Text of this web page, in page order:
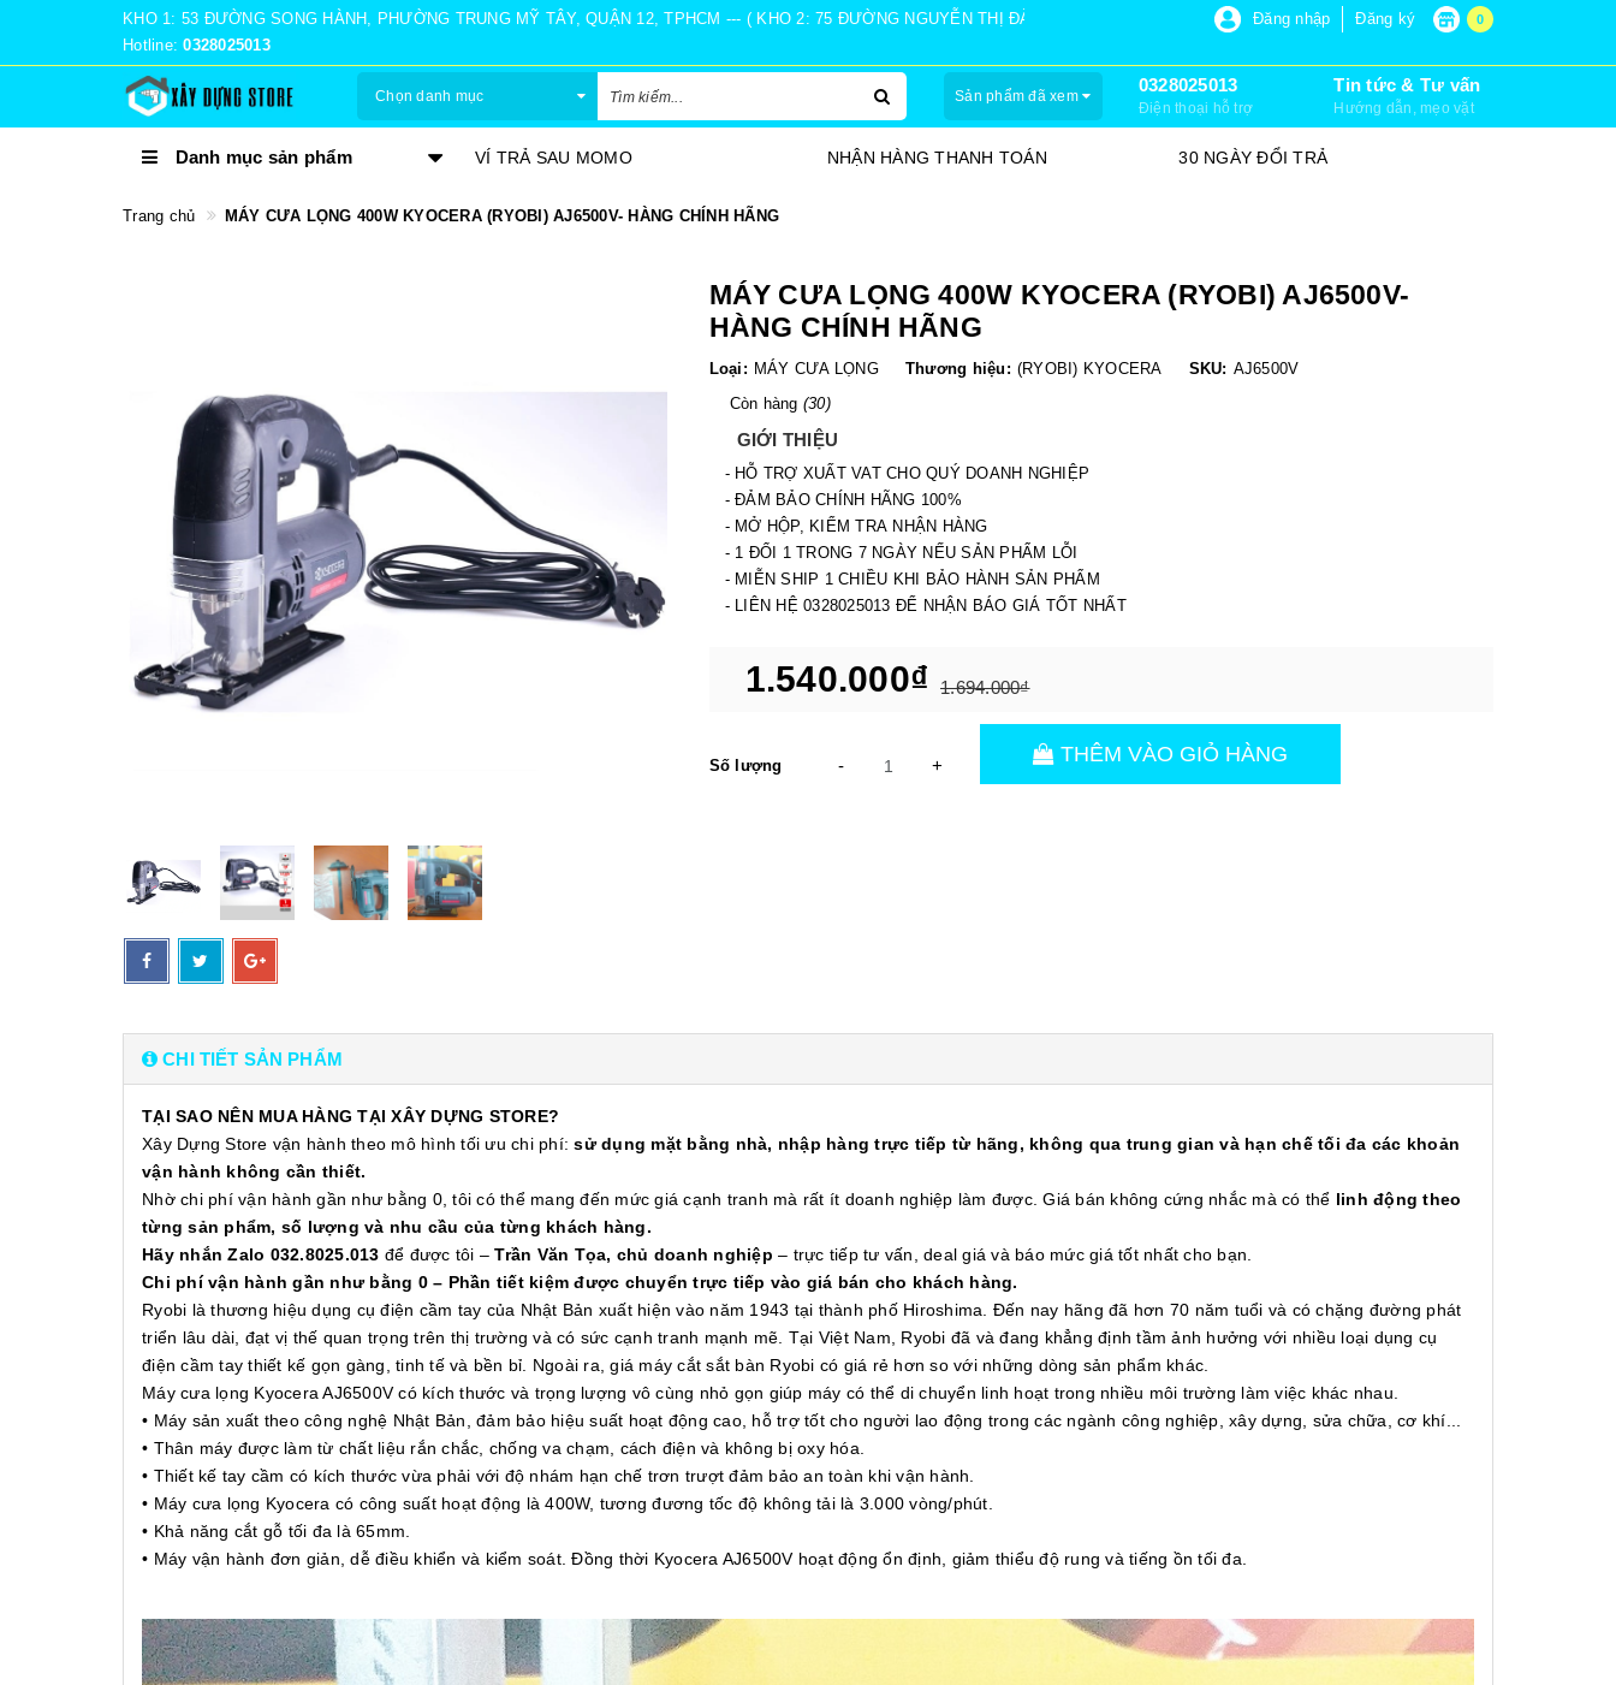
KHO 1: 53 ĐƯỜNG SONG HÀNH, PHƯỜNG TRUNG MỸ TÂY, QUẬN 12, TPHCM --- ( KHO 2: 75 ĐƯỜNG NGUYỄN THỊ ĐÀNH, ẤP 6, XUÂN THỚI SƠN, HÓC MÔN)
Hotline:0328025013
0
Đăng nhập Đăng ký
Chọn danh mục Sản phẩm đã xem
0328025013
Điện thoại hỗ trợ
Tin tức & Tư vấn
Hướng dẫn, mẹo vặt
Danh mục sản phẩm
VÍ TRẢ SAU MOMO NHẬN HÀNG THANH TOÁN 30 NGÀY ĐỔI TRẢ SỮA CHỮA VÀ LẮP ĐẶT
Trang chủ MÁY CƯA LỌNG 400W KYOCERA (RYOBI) AJ6500V- HÀNG CHÍNH HÃNG
MÁY CƯA LỌNG 400W KYOCERA (RYOBI) AJ6500V-
HÀNG CHÍNH HÃNG
Loại: MÁY CƯA LỌNG Thương hiệu: (RYOBI) KYOCERA SKU: AJ6500V
Còn hàng (30)
GIỚI THIỆU
- HỖ TRỢ XUẤT VAT CHO QUÝ DOANH NGHIỆP
- ĐẢM BẢO CHÍNH HÃNG 100%
- MỞ HỘP, KIỂM TRA NHẬN HÀNG
- 1 ĐỔI 1 TRONG 7 NGÀY NẾU SẢN PHẨM LỖI
- MIỄN SHIP 1 CHIỀU KHI BẢO HÀNH SẢN PHẨM
- LIÊN HỆ 0328025013 ĐỂ NHẬN BÁO GIÁ TỐT NHẤT
1.540.000₫ 1.694.000₫
Số lượng - + THÊM VÀO GIỎ HÀNG
CHI TIẾT SẢN PHẨM
TẠI SAO NÊN MUA HÀNG TẠI XÂY DỰNG STORE?
Xây Dựng Store vận hành theo mô hình tối ưu chi phí:sử dụng mặt bằng nhà, nhập hàng trực tiếp từ hãng, không qua trung gian và hạn chế tối đa các khoản
vận hành không cần thiết.
Nhờ chi phí vận hành gần như bằng 0, tôi có thể mang đến mức giá cạnh tranh mà rất ít doanh nghiệp làm được. Giá bán không cứng nhắc mà có thể linh động theo
từng sản phẩm, số lượng và nhu cầu của từng khách hàng.
Hãy nhắn Zalo 032.8025.013 để được tôi –Trần Văn Tọa, chủ doanh nghiệp – trực tiếp tư vấn, deal giá và báo mức giá tốt nhất cho bạn.
Chi phí vận hành gần như bằng 0 – Phần tiết kiệm được chuyển trực tiếp vào giá bán cho khách hàng.
Ryobi là thương hiệu dụng cụ điện cầm tay của Nhật Bản xuất hiện vào năm 1943 tại thành phố Hiroshima. Đến nay hãng đã hơn 70 năm tuổi và có chặng đường phát
triển lâu dài, đạt vị thế quan trọng trên thị trường và có sức cạnh tranh mạnh mẽ. Tại Việt Nam, Ryobi đã và đang khẳng định tầm ảnh hưởng với nhiều loại dụng cụ
điện cầm tay thiết kế gọn gàng, tinh tế và bền bỉ. Ngoài ra, giá máy cắt sắt bàn Ryobi có giá rẻ hơn so với những dòng sản phẩm khác.
Máy cưa lọng Kyocera AJ6500V có kích thước và trọng lượng vô cùng nhỏ gọn giúp máy có thể di chuyển linh hoạt trong nhiều môi trường làm việc khác nhau.
• Máy sản xuất theo công nghệ Nhật Bản, đảm bảo hiệu suất hoạt động cao, hỗ trợ tốt cho người lao động trong các ngành công nghiệp, xây dựng, sửa chữa, cơ khí...
• Thân máy được làm từ chất liệu rắn chắc, chống va chạm, cách điện và không bị oxy hóa.
• Thiết kế tay cầm có kích thước vừa phải với độ nhám hạn chế trơn trượt đảm bảo an toàn khi vận hành.
• Máy cưa lọng Kyocera có công suất hoạt động là 400W, tương đương tốc độ không tải là 3.000 vòng/phút.
• Khả năng cắt gỗ tối đa là 65mm.
• Máy vận hành đơn giản, dễ điều khiển và kiểm soát. Đồng thời Kyocera AJ6500V hoạt động ổn định, giảm thiểu độ rung và tiếng ồn tối đa.